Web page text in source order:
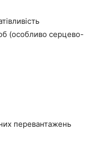
(особливо серцево-
перевантажень